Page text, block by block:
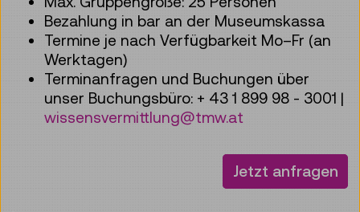
Bezahlung in bar an der Museumskassa
Termine je nach Verfügbarkeit Mo–Fr (an
Werktagen)
Terminanfragen und Buchungen über
unser Buchungsbüro: + 43 1 899 98 - 3001 |
wissensvermittlung@tmw.at
Jetzt anfragen